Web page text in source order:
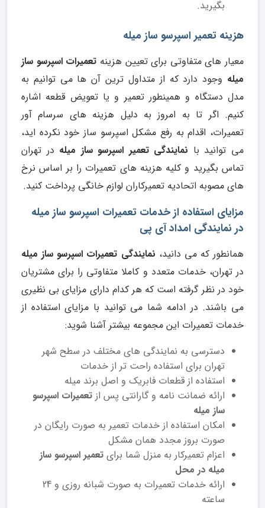
بگیرید.
هزینه تعمیر اسپرسو ساز میله
معیار های متفاوتی برای تعیین هزینه تعمیرات اسپرسو ساز
میله وجود دارد که از متداول ترین آن ها می توانیم به
مدل دستگاه و همینطور تعمیر و یا تعویض قطعه اشاره
کنیم. اگر تا به امروز به دلیل هزینه های سرسام آور
تعمیرات، اقدام به رفع مشکل اسپرسو ساز خود نکرده اید،
می توانید با نمایندگی تعمیر اسپرسو ساز میله در تهران
تماس بگیرید و کلیه هزینه های تعمیرات را بر اساس نرخ
های مصوبه اتحادیه تعمیرکاران لوازم خانگی پرداخت کنید.
مزایای استفاده از خدمات تعمیرات اسپرسو ساز میله
در نمایندگی امداد آی پی
همانطور که می دانید، نمایندگی تعمیرات اسپرسو ساز میله
در تهران، خدمات متعدد و کاملا متفاوتی را برای مشتریان
خود در نظر گرفته است که هر کدام دارای مزایای بی نظیری
می باشند. در ادامه شما می توانید با مزایای استفاده از
خدمات تعمیرات این مجموعه بیشتر آشنا شوید:
دسترسی به نمایندگی های مختلف در سطح شهر
تهران برای استفاده راحت تر از خدمات
استفاده از قطعات فابریک و اصل برند میله
ارائه ضمانت نامه و گارانتی پس از تعمیرات اسپرسو
ساز میله
امکان استفاده از خدمات تعمیر به صورت رایگان در
صورت بروز مجدد همان مشکل
اعزام تعمیرکار به منزل شما برای تعمیر اسپرسو ساز
میله در محل
ارائه خدمات تعمیرات به صورت شبانه روزی و 24
ساعته